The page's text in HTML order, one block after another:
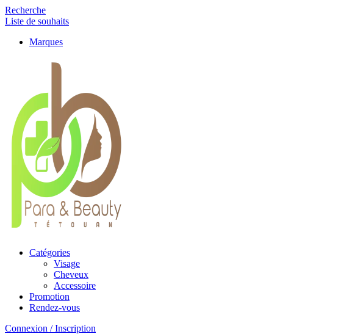
Recherche
Liste de souhaits
Marques
Catégories
Visage
Cheveux
Accessoire
Promotion
Rendez-vous
Connexion / Inscription